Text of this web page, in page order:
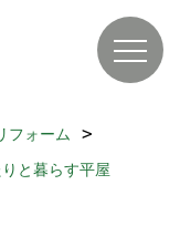
フォーム
と暮らす平屋